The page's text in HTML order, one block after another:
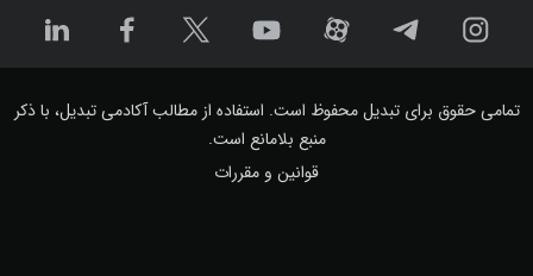
تمامی حقوق برای تبدیل محفوظ است. استفاده از مطالب آکادمی تبدیل، با ذکر
منبع بلامانع است.
قوانین و مقررات